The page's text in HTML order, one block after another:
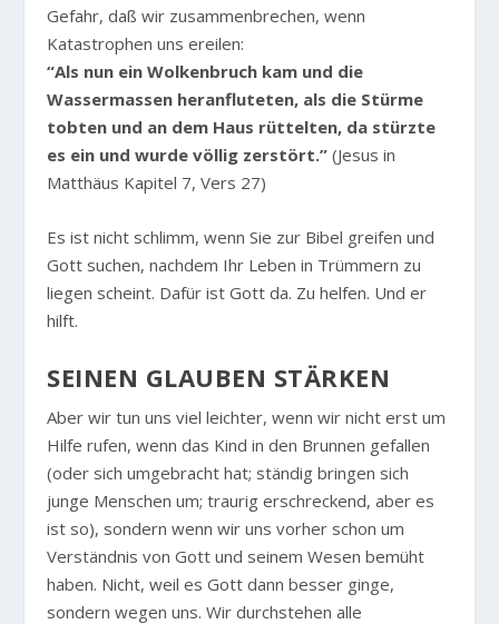
Gefahr, daß wir zusammenbrechen, wenn
Katastrophen uns ereilen:
“Als nun ein Wolkenbruch kam und die
Wassermassen heranfluteten, als die Stürme
tobten und an dem Haus rüttelten, da stürzte
es ein und wurde völlig zerstört.” (Jesus in
Matthäus Kapitel 7, Vers 27)
Es ist nicht schlimm, wenn Sie zur Bibel greifen und
Gott suchen, nachdem Ihr Leben in Trümmern zu
liegen scheint. Dafür ist Gott da. Zu helfen. Und er
hilft.
SEINEN GLAUBEN STÄRKEN
Aber wir tun uns viel leichter, wenn wir nicht erst um
Hilfe rufen, wenn das Kind in den Brunnen gefallen
(oder sich umgebracht hat; ständig bringen sich
junge Menschen um; traurig erschreckend, aber es
ist so), sondern wenn wir uns vorher schon um
Verständnis von Gott und seinem Wesen bemüht
haben. Nicht, weil es Gott dann besser ginge,
sondern wegen uns. Wir durchstehen alle